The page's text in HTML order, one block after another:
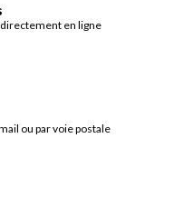
en ligne
ou par voie postale